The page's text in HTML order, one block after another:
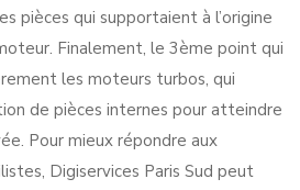
pièces qui supportaient à l’origine
Finalement, le 3ème point qui
les moteurs turbos, qui
de pièces internes pour atteindre
Pour mieux répondre aux
Digiservices Paris Sud peut